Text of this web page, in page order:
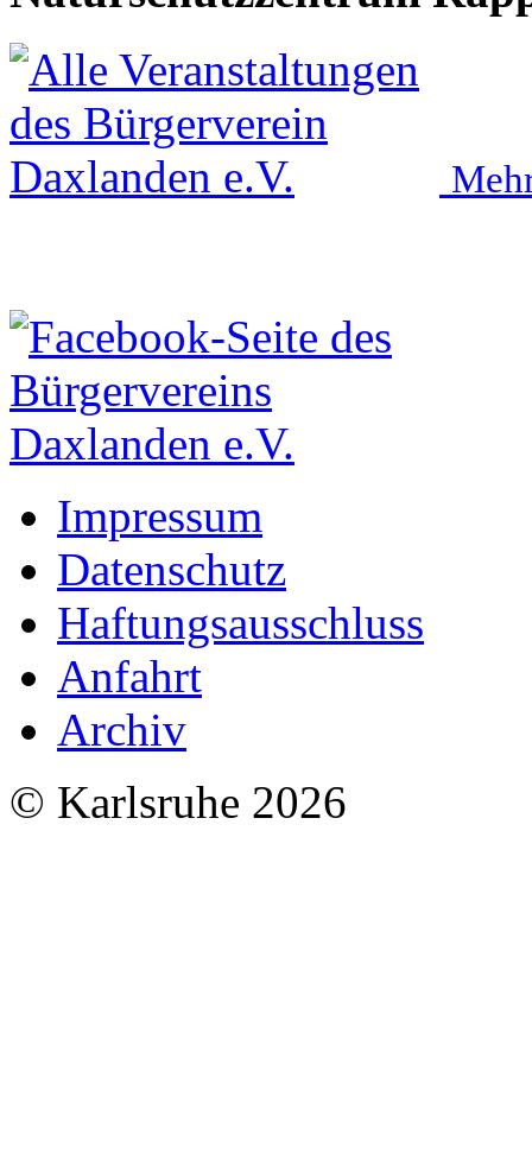
Impressum
Datenschutz
Haftungsausschluss
Anfahrt
Archiv
© Karlsruhe 2026